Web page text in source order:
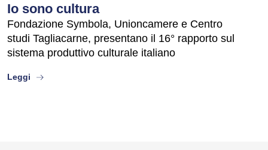
Io sono cultura
Fondazione Symbola, Unioncamere e Centro
studi Tagliacarne, presentano il 16° rapporto sul
sistema produttivo culturale italiano
Leggi about